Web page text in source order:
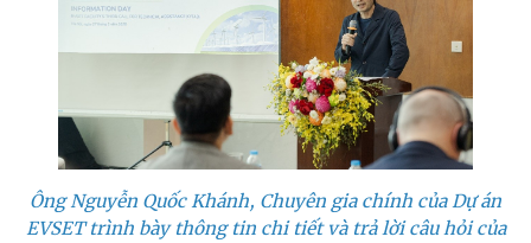
Ông Nguyễn Quốc Khánh, Chuyên gia chính của Dự án
EVSET trình bày thông tin chi tiết và trả lời câu hỏi của